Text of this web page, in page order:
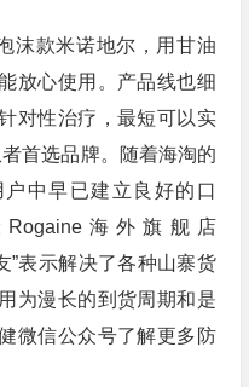
款米诺地尔，用甘油
放心使用。产品线也细
对性治疗，最短可以实
首选品牌。随着海淘的
中早已建立良好的口
海外旗舰店
”表示解决了各种山寨货
为漫长的到货周期和是
微信公众号了解更多防